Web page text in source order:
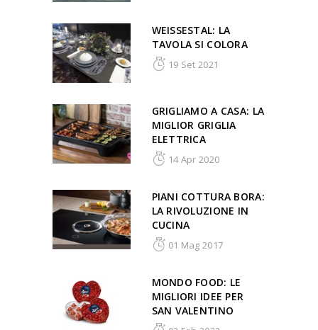
WEISSESTAL: LA
TAVOLA SI COLORA
19 Set 2021
GRIGLIAMO A CASA: LA
MIGLIOR GRIGLIA
ELETTRICA
14 Apr 2020
PIANI COTTURA BORA:
LA RIVOLUZIONE IN
CUCINA
01 Mag 2017
MONDO FOOD: LE
MIGLIORI IDEE PER
SAN VALENTINO